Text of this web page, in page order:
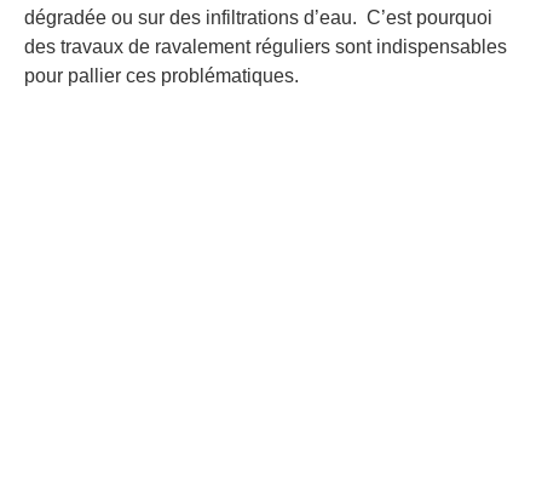
dégradée ou sur des infiltrations d’eau. C’est pourquoi
des travaux de ravalement réguliers sont indispensables
pour pallier ces problématiques.